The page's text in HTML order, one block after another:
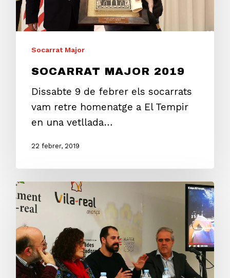
Socarrat Major
SOCARRAT MAJOR 2019
Dissabte 9 de febrer els socarrats
vam retre homenatge a El Tempir
en una vetllada…
22 febrer, 2019